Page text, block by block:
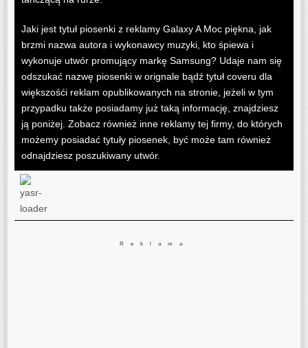
Jaki jest tytuł piosenki z reklamy Galaxy A Moc piękna, jak
brzmi nazwa autora i wykonawcy muzyki, kto śpiewa i
wykonuje utwór promujący markę Samsung? Udaje nam się
odszukać nazwę piosenki w orignale bądź tytuł coveru dla
większośći reklam opublikowanych na stronie, jeżeli w tym
przypadku także posiadamy już taką informację, znajdziesz
ją poniżej. Zobacz również inne reklamy tej firmy, do których
możemy posiadać tytuły piosenek, być może tam również
odnajdziesz poszukiwany utwór.
Reklama